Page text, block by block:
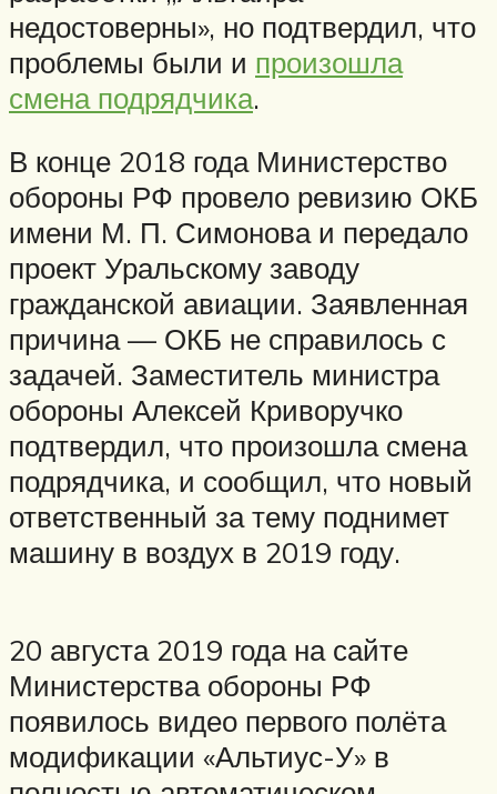
недостоверны», но подтвердил, что
проблемы были и произошла
смена подрядчика.
В конце 2018 года Министерство
обороны РФ провело ревизию ОКБ
имени М. П. Симонова и передало
проект Уральскому заводу
гражданской авиации. Заявленная
причина — ОКБ не справилось с
задачей. Заместитель министра
обороны Алексей Криворучко
подтвердил, что произошла смена
подрядчика, и сообщил, что новый
ответственный за тему поднимет
машину в воздух в 2019 году.
20 августа 2019 года на сайте
Министерства обороны РФ
появилось видео первого полёта
модификации «Альтиус-У» в